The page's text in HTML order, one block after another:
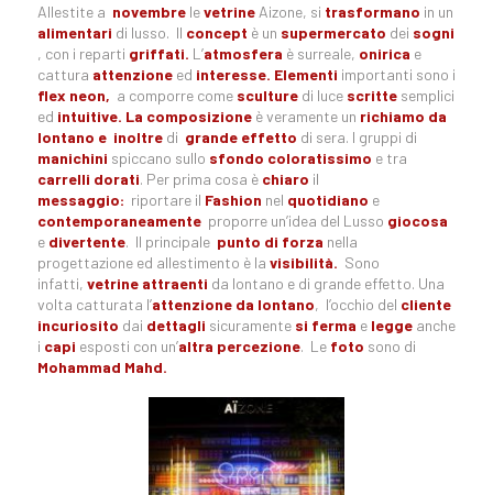
Allestite a novembrelevetrineAizone, si trasformano in un
alimentari di lusso. Il concept è un supermercato dei sogni
, con i reparti griffati. L’atmosfera è surreale, onirica e
cattura attenzioneed interesse. Elementi importanti sono i
flex neon, a comporre come sculturedi luce scrittesemplici
ed intuitive. La composizione è veramente un richiamo da
lontano e inoltre di grande effetto di sera. I gruppi di
manichini spiccano sullo sfondo coloratissimo e tra
carrelli dorati. Per prima cosa è chiaro il
messaggio: riportare il Fashion nel quotidiano e
contemporaneamenteproporre un’idea del Lusso giocosa
e divertente. Il principale punto di forza nella
progettazione ed allestimento è la visibilità. Sono
infatti, vetrine attraenti da lontano e di grande effetto. Una
volta catturata l’attenzione da lontano, l’occhio del cliente
incuriosito dai dettagli sicuramente si ferma e leggeanche
i capi esposti con un’altra percezione. Lefoto sono di
Mohammad Mahd.